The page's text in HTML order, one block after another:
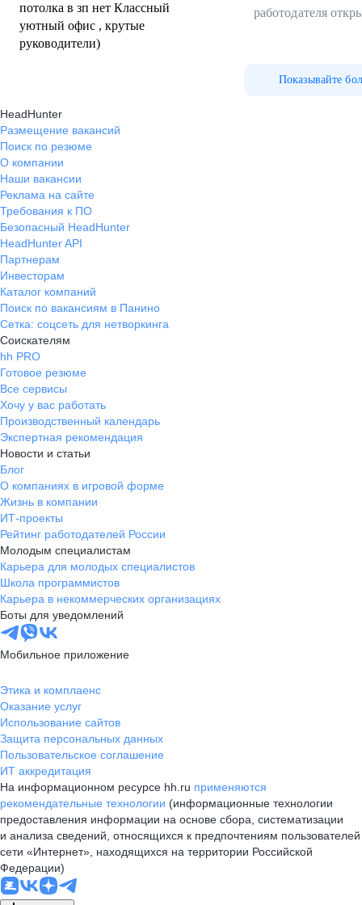
потолка в зп нет Классный
уютный офис , крутые
руководители)
работодателя
Показывайте
HeadHunter
Размещение вакансий
Поиск по резюме
О компании
Наши вакансии
Реклама на сайте
Требования к ПО
Безопасный HeadHunter
HeadHunter API
Партнерам
Инвесторам
Каталог компаний
Поиск по вакансиям в Панино
Сетка: соцсеть для нетворкинга
Соискателям
hh PRO
Готовое резюме
Все сервисы
Хочу у вас работать
Производственный календарь
Экспертная рекомендация
Новости и статьи
Блог
О компаниях в игровой форме
Жизнь в компании
ИТ-проекты
Рейтинг работодателей России
Молодым специалистам
Карьера для молодых специалистов
Школа программистов
Карьера в некоммерческих организациях
Боты для уведомлений
Мобильное приложение
Этика и комплаенс
Оказание услуг
Использование сайтов
Защита персональных данных
Пользовательское соглашение
ИТ аккредитация
На информационном ресурсе hh.ru применяются
рекомендательные технологии (информационные технологии
предоставления информации на основе сбора, систематизации
и анализа сведений, относящихся к предпочтениям пользователей
сети «Интернет», находящихся на территории Российской
Федерации)